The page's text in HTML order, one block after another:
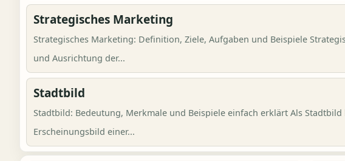
Strategisches Marketing
Strategisches Marketing: Definition, Ziele, Aufgaben und Beispiele
und Ausrichtung der...
Stadtbild
Stadtbild: Bedeutung, Merkmale und Beispiele einfach erklärt Als
Erscheinungsbild einer...